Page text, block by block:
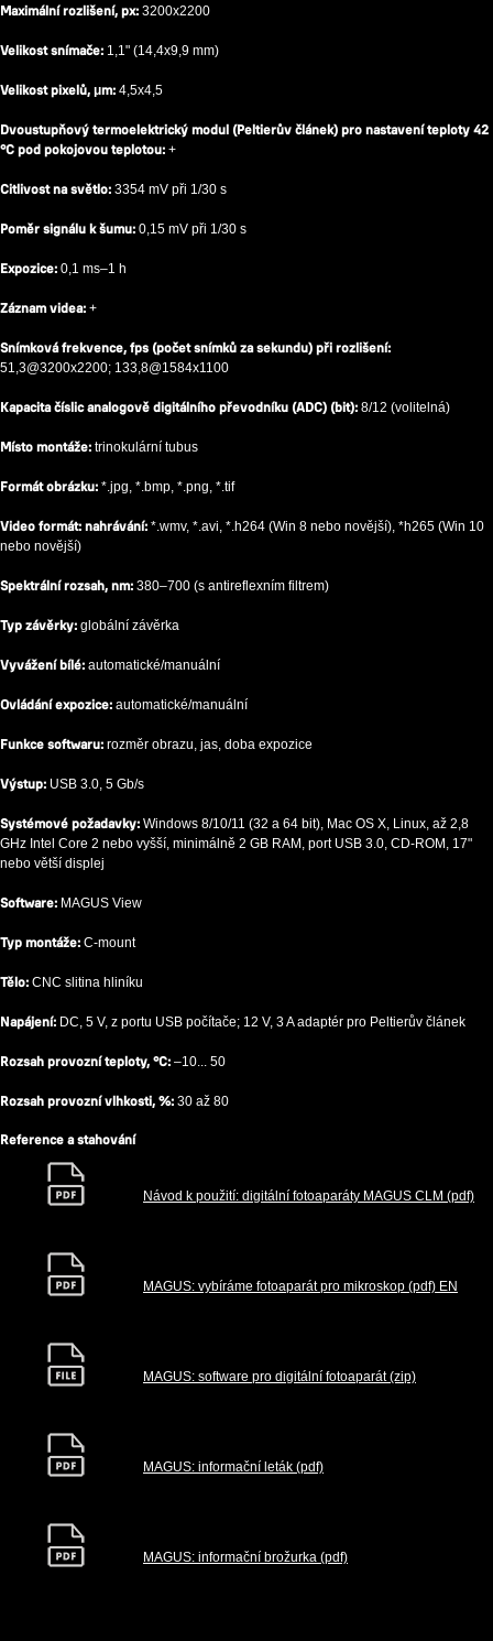
Maximální rozlišení, px: 3200x2200
Velikost snímače: 1,1" (14,4x9,9 mm)
Velikost pixelů, μm: 4,5x4,5
Dvoustupňový termoelektrický modul (Peltierův článek) pro nastavení teploty 42
°C pod pokojovou teplotou: +
Citlivost na světlo: 3354 mV při 1/30 s
Poměr signálu k šumu: 0,15 mV při 1/30 s
Expozice: 0,1 ms–1 h
Záznam videa: +
Snímková frekvence, fps (počet snímků za sekundu) při rozlišení:
51,3@3200x2200; 133,8@1584x1100
Kapacita číslic analogově digitálního převodníku (ADC) (bit): 8/12 (volitelná)
Místo montáže: trinokulární tubus
Formát obrázku: *.jpg, *.bmp, *.png, *.tif
Video formát: nahrávání: *.wmv, *.avi, *.h264 (Win 8 nebo novější), *h265 (Win 10
nebo novější)
Spektrální rozsah, nm: 380–700 (s antireflexním filtrem)
Typ závěrky: globální závěrka
Vyvážení bílé: automatické/manuální
Ovládání expozice: automatické/manuální
Funkce softwaru: rozměr obrazu, jas, doba expozice
Výstup: USB 3.0, 5 Gb/s
Systémové požadavky: Windows 8/10/11 (32 a 64 bit), Mac OS X, Linux, až 2,8
GHz Intel Core 2 nebo vyšší, minimálně 2 GB RAM, port USB 3.0, CD-ROM, 17"
nebo větší displej
Software: MAGUS View
Typ montáže: C-mount
Tělo: CNC slitina hliníku
Napájení: DC, 5 V, z portu USB počítače; 12 V, 3 A adaptér pro Peltierův článek
Rozsah provozní teploty, °C: –10... 50
Rozsah provozní vlhkosti, %: 30 až 80
Reference a stahování
Návod k použití: digitální fotoaparáty MAGUS CLM (pdf)
MAGUS: vybíráme fotoaparát pro mikroskop (pdf) EN
MAGUS: software pro digitální fotoaparát (zip)
MAGUS: informační leták (pdf)
MAGUS: informační brožurka (pdf)